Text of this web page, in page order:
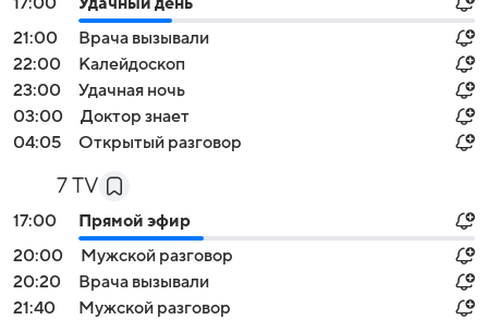
21:00
Врача вызывали
22:00
Калейдоскоп
23:00
Удачная ночь
03:00
Доктор знает
04:05
Открытый разговор
7 TV
17:00
Прямой эфир
20:00
Мужской разговор
20:20
Врача вызывали
21:40
Мужской разговор